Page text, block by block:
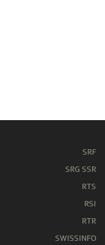
SRF
SRG SSR
RTS
RSI
RTR
SWISSINFO